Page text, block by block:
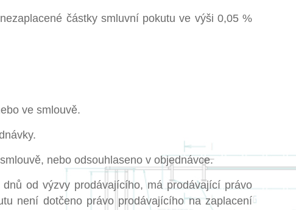
částky smluvní pokutu ve výši 0,05 %
ve smlouvě.
nebo odsouhlaseno v objednávce.
od výzvy prodávajícího, má prodávající právo
není dotčeno právo prodávajícího na zaplacení